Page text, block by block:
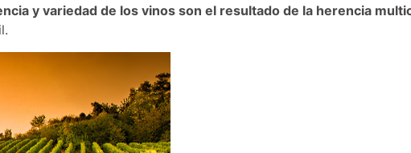
y variedad de los vinos son el resultado de la herencia